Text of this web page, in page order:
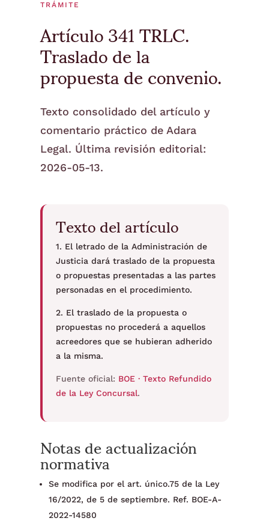
TRÁMITE
Artículo 341 TRLC.
Traslado de la
propuesta de convenio.
Texto consolidado del artículo y
comentario práctico de Adara
Legal. Última revisión editorial:
2026-05-13.
Texto del artículo
1. El letrado de la Administración de
Justicia dará traslado de la propuesta
o propuestas presentadas a las partes
personadas en el procedimiento.
2. El traslado de la propuesta o
propuestas no procederá a aquellos
acreedores que se hubieran adherido
a la misma.
Fuente oficial: BOE · Texto Refundido
de la Ley Concursal.
Notas de actualización
normativa
Se modifica por el art. único.75 de la Ley
16/2022, de 5 de septiembre. Ref. BOE-A-
2022-14580